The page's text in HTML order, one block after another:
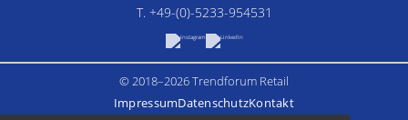
T. +49-(0)-5233-954531
© 2018–2026 Trendforum Retail
ImpressumDatenschutzKontakt